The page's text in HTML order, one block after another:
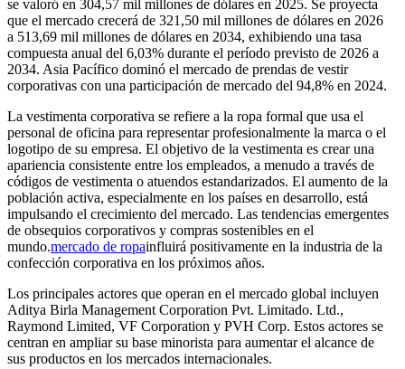
se valoró en 304,57 mil millones de dólares en 2025. Se proyecta
que el mercado crecerá de 321,50 mil millones de dólares en 2026
a 513,69 mil millones de dólares en 2034, exhibiendo una tasa
compuesta anual del 6,03% durante el período previsto de 2026 a
2034. Asia Pacífico dominó el mercado de prendas de vestir
corporativas con una participación de mercado del 94,8% en 2024.
La vestimenta corporativa se refiere a la ropa formal que usa el
personal de oficina para representar profesionalmente la marca o el
logotipo de su empresa. El objetivo de la vestimenta es crear una
apariencia consistente entre los empleados, a menudo a través de
códigos de vestimenta o atuendos estandarizados. El aumento de la
población activa, especialmente en los países en desarrollo, está
impulsando el crecimiento del mercado. Las tendencias emergentes
de obsequios corporativos y compras sostenibles en el
mundo.mercado de ropainfluirá positivamente en la industria de la
confección corporativa en los próximos años.
Los principales actores que operan en el mercado global incluyen
Aditya Birla Management Corporation Pvt. Limitado. Ltd.,
Raymond Limited, VF Corporation y PVH Corp. Estos actores se
centran en ampliar su base minorista para aumentar el alcance de
sus productos en los mercados internacionales.